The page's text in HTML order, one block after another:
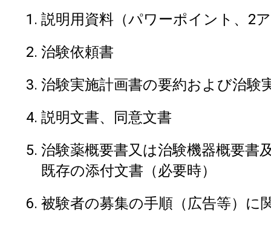
説明用資料（パワーポイント、2
治験依頼書
治験実施計画書の要約および治験
説明文書、同意文書
治験薬概要書又は治験機器概要書
既存の添付文書（必要時）
被験者の募集の手順（広告等）に